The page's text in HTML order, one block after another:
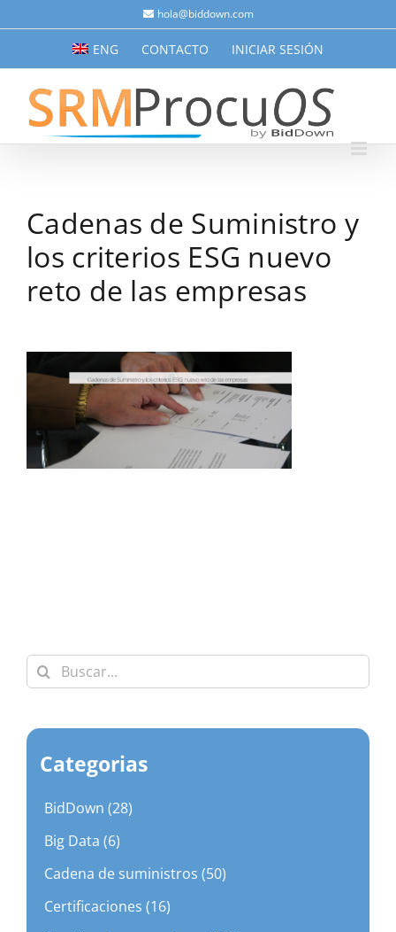
al
hola@biddown.com
ENG CONTACTO INICIAR SESIÓN
Cadenas de Suministro y
los criterios ESG nuevo
reto de las empresas
Buscar:
Categorias
BidDown (28)
Big Data (6)
Cadena de suministros (50)
Certificaciones (16)